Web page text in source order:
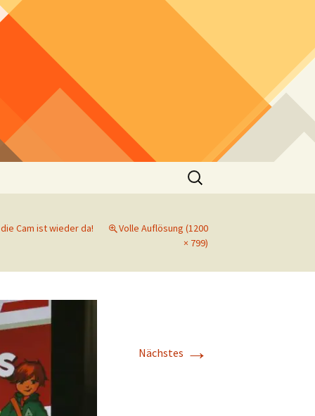
Suchen
nach:
Cam ist wieder da!
Volle Auflösung (1200
× 799)
Nächstes →